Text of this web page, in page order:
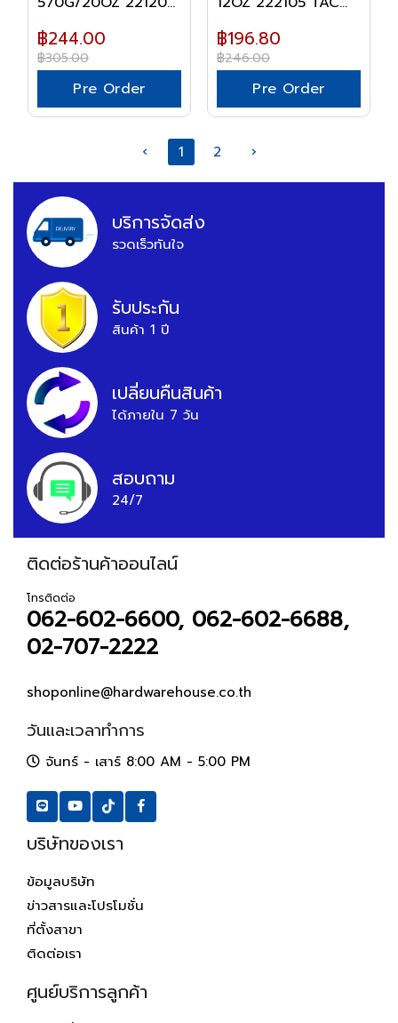
฿244.00
฿305.00
Pre Order
฿196.80
฿246.00
Pre Order
‹ 1 2 ›
บริการจัดส่ง
รวดเร็วทันใจ
รับประกัน
สินค้า 1 ปี
เปลี่ยนคืนสินค้า
ได้ภายใน 7 วัน
สอบถาม
24/7
ติดต่อร้านค้าออนไลน์
โทรติดต่อ
062-602-6600, 062-602-6688,
02-707-2222
shoponline@hardwarehouse.co.th
วันและเวลาทำการ
จันทร์ - เสาร์ 8:00 AM - 5:00 PM
บริษัทของเรา
ข้อมูลบริษัท
ข่าวสารและโปรโมชั่น
ที่ตั้งสาขา
ติดต่อเรา
ศูนย์บริการลูกค้า